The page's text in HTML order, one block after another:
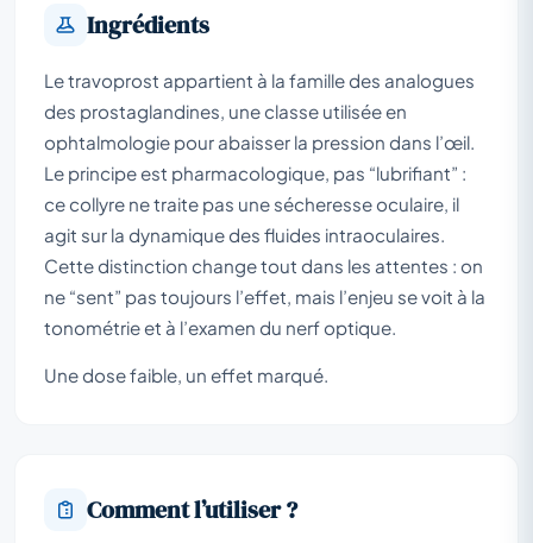
Ingrédients
Le travoprost appartient à la famille des analogues
des prostaglandines, une classe utilisée en
ophtalmologie pour abaisser la pression dans l’œil.
Le principe est pharmacologique, pas “lubrifiant” :
ce collyre ne traite pas une sécheresse oculaire, il
agit sur la dynamique des fluides intraoculaires.
Cette distinction change tout dans les attentes : on
ne “sent” pas toujours l’effet, mais l’enjeu se voit à la
tonométrie et à l’examen du nerf optique.
Une dose faible, un effet marqué.
Comment l’utiliser ?